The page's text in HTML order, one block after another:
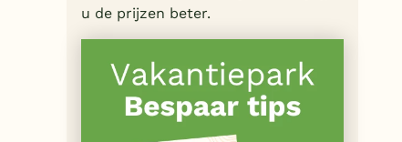
u de prijzen beter.